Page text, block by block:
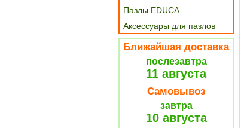
Пазлы EDUCA
Аксессуары для пазлов
Ближайшая доставка
послезавтра
11 августа
Самовывоз
завтра
10 августа